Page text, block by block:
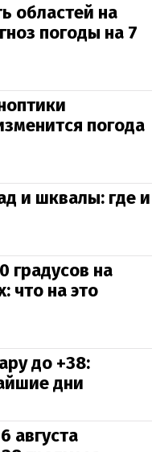
областей на
погоды на 7
погода
и шквалы: где и
градусов на
что на это
до +38:
дни
августа